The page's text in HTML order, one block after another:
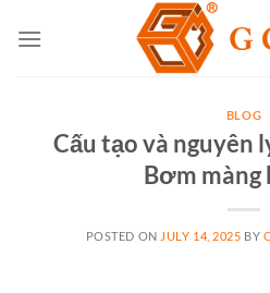
BLOG
Cấu tạo và nguyên
Bơm màng
POSTED ON JULY 14, 2025 BY